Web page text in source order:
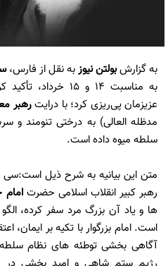
به گزارشبولتن نیوزبه نقل از فارس،
به مناسبت 14 و 15
عزیزمان پی‌ریزی کرد؛ با درایترهبر
مدظله العالی) به درختی تنومند و
سلطه میوه داده است.
متن این بیانیه به شرح ذیل است:سی
رهبر کبیر انقلاب اسلامی حضرت
ها و یاد آن بزرگ مرد سفر کرده،
است.امام بزرگوار با تکیه‌ بر ایمان،
آگاهی بخشی توطئه های نظام سلطه